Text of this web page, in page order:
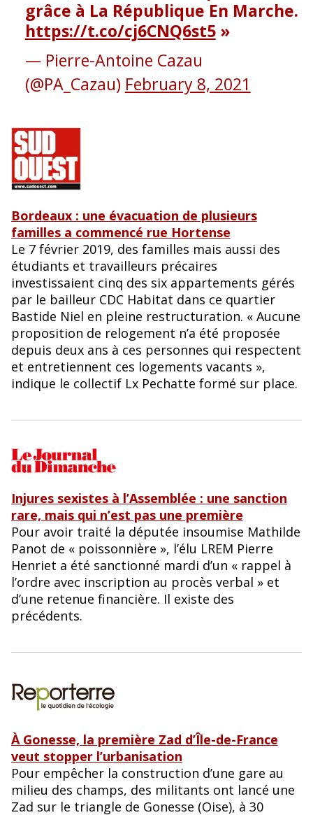
grâce à La République En Marche.
https://t.co/cj6CNQ6st5
— Pierre-Antoine Cazau
(@PA_Cazau) February 8, 2021
Bordeaux : une évacuation de plusieurs
familles a commencé rue Hortense
Le 7 février 2019, des familles mais aussi des
étudiants et travailleurs précaires
investissaient cinq des six appartements gérés
par le bailleur CDC Habitat dans ce quartier
Bastide Niel en pleine restructuration. « Aucune
proposition de relogement n’a été proposée
depuis deux ans à ces personnes qui respectent
et entretiennent ces logements vacants »,
indique le collectif Lx Pechatte formé sur place.
Injures sexistes à l’Assemblée : une sanction
rare, mais qui n’est pas une première
Pour avoir traité la députée insoumise Mathilde
Panot de « poissonnière », l’élu LREM Pierre
Henriet a été sanctionné mardi d’un « rappel à
l’ordre avec inscription au procès verbal » et
d’une retenue financière. Il existe des
précédents.
À Gonesse, la première Zad d’Île-de-France
veut stopper l’urbanisation
Pour empêcher la construction d’une gare au
milieu des champs, des militants ont lancé une
Zad sur le triangle de Gonesse (Oise), à 30